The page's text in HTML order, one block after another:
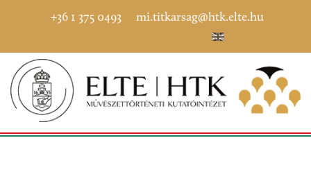
+36 1 375 0493 mi.titkarsag@htk.elte.hu